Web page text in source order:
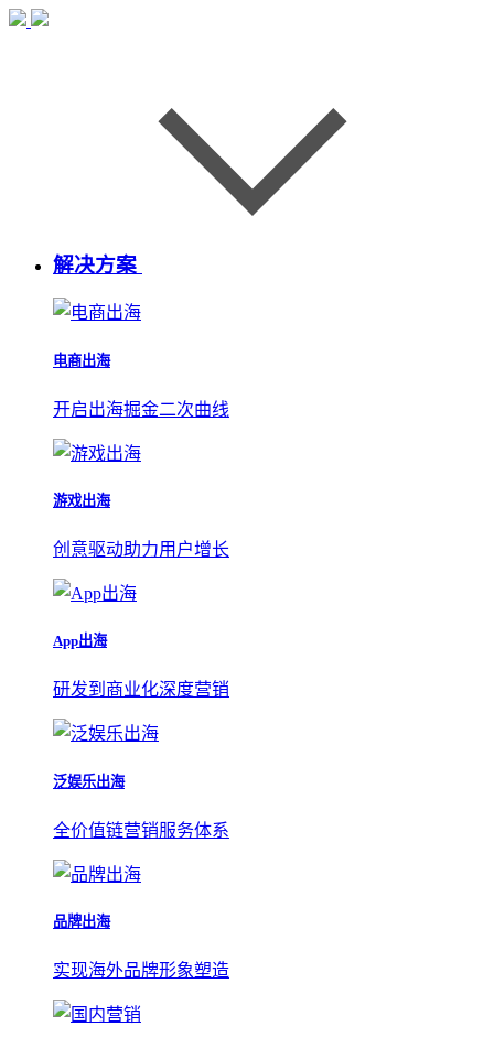
解决方案
电商出海
开启出海掘金二次曲线
游戏出海
创意驱动助力用户增长
App出海
研发到商业化深度营销
泛娱乐出海
全价值链营销服务体系
品牌出海
实现海外品牌形象塑造